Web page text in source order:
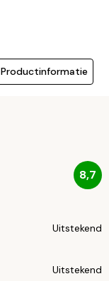
Productinformatie
8,7
Uitstekend
Uitstekend